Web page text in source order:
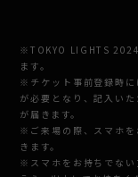
※TOKYO LIGHTS 2024
ます。
※チケット事前登録時に
が必要となり、記入い
が届きます。
※ご来場の際、スマホを
きます。
※スマホをお持ちでない